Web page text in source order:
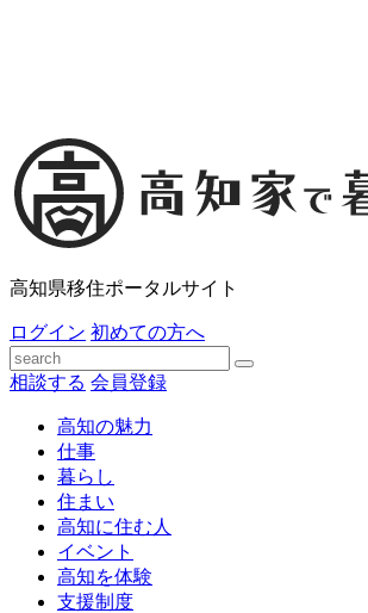
高知県移住ポータルサイト
ログイン 初めての方へ
相談する 会員登録
高知の魅力
仕事
暮らし
住まい
高知に住む人
イベント
高知を体験
支援制度